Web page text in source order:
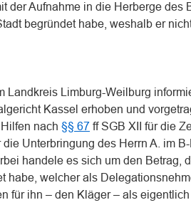
der Aufnahme in die Herberge
begründet habe, weshalb er
Landkreis Limburg-Weilburg
Kassel erhoben und
nach §§ 67 ff SGB XII für die
die Unterbringung des Herrn A. im
handele es sich um den Betrag,
habe, welcher als
für ihn – den Kläger – als